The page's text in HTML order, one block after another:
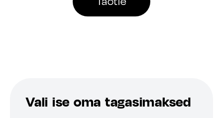
Vali ise oma tagasimaksed